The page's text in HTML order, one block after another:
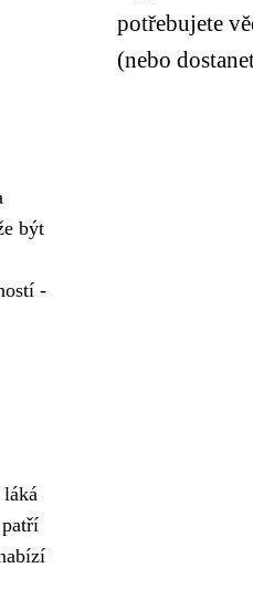
být
-
láká
patří
potřebujete
(nebo